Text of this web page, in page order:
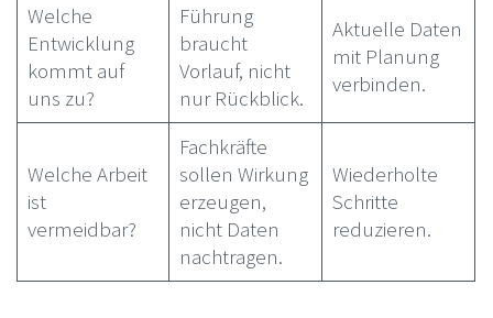
Welche
Entwicklung
kommt auf
uns zu?
Führung
braucht
Vorlauf, nicht
nur Rückblick.
Aktuelle Daten
mit Planung
verbinden.
Welche Arbeit
ist
vermeidbar?
Fachkräfte
sollen Wirkung
erzeugen,
nicht Daten
nachtragen.
Wiederholte
Schritte
reduzieren.